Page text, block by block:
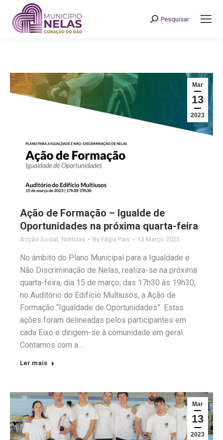
Search:
Pesquisar
Mar
13
2023
Ação de Formação – Igualde de
Oportunidades na próxima quarta-feira
Acção Social Notícias By Filipa Pais 13 Março 2023
No âmbito do Plano Municipal para a Igualdade e
Não Discriminação de Nelas, realiza-se na próxima
quarta-feira, dia 15 de março, das 17h30 às 19h30,
no Auditório do Edifício Multiusos, a Ação de
Formação “Igualdade de Oportunidades”. Estas
ações foram delineadas pelos participantes em
cada Eixo e dirigem-se à comunidade em geral.
Contamos com a…
Ler mais
Mar
13
2023